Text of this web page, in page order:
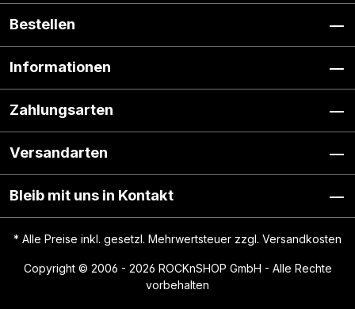
Bestellen
Informationen
Zahlungsarten
Versandarten
Bleib mit uns in Kontakt
* Alle Preise inkl. gesetzl. Mehrwertsteuer zzgl. Versandkosten
Copyright © 2006 - 2026 ROCKnSHOP GmbH - Alle Rechte
vorbehalten